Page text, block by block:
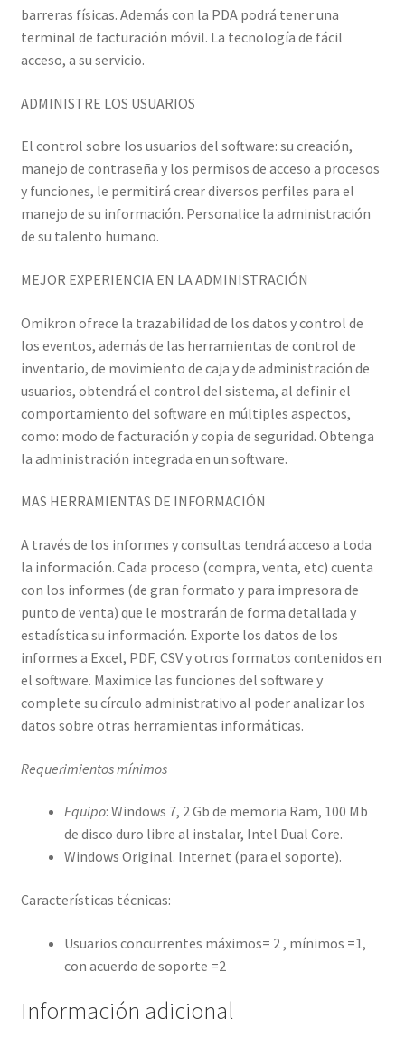
barreras físicas. Además con la PDA podrá tener una
terminal de facturación móvil. La tecnología de fácil
acceso, a su servicio.
ADMINISTRE LOS USUARIOS
El control sobre los usuarios del software: su creación,
manejo de contraseña y los permisos de acceso a procesos
y funciones, le permitirá crear diversos perfiles para el
manejo de su información. Personalice la administración
de su talento humano.
MEJOR EXPERIENCIA EN LA ADMINISTRACIÓN
Omikron ofrece la trazabilidad de los datos y control de
los eventos, además de las herramientas de control de
inventario, de movimiento de caja y de administración de
usuarios, obtendrá el control del sistema, al definir el
comportamiento del software en múltiples aspectos,
como: modo de facturación y copia de seguridad. Obtenga
la administración integrada en un software.
MAS HERRAMIENTAS DE INFORMACIÓN
A través de los informes y consultas tendrá acceso a toda
la información. Cada proceso (compra, venta, etc) cuenta
con los informes (de gran formato y para impresora de
punto de venta) que le mostrarán de forma detallada y
estadística su información. Exporte los datos de los
informes a Excel, PDF, CSV y otros formatos contenidos en
el software. Maximice las funciones del software y
complete su círculo administrativo al poder analizar los
datos sobre otras herramientas informáticas.
Requerimientos mínimos
Equipo: Windows 7, 2 Gb de memoria Ram, 100 Mb
de disco duro libre al instalar, Intel Dual Core.
Windows Original. Internet (para el soporte).
Características técnicas:
Usuarios concurrentes máximos= 2 , mínimos =1,
con acuerdo de soporte =2
Información adicional